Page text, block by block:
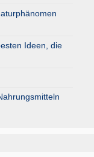
Ideen, die